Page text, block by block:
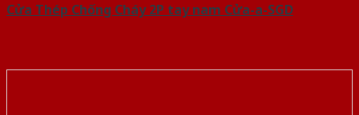
Cửa Thép Chống Cháy 2P tay nam Cửa-a-SGD